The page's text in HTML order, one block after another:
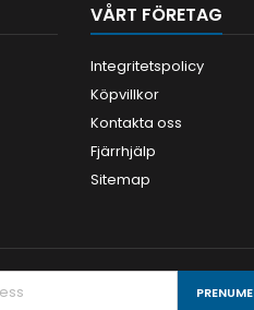
VÅRT FÖRETAG
Integritetspolicy
Köpvillkor
Kontakta oss
Fjärrhjälp
Sitemap